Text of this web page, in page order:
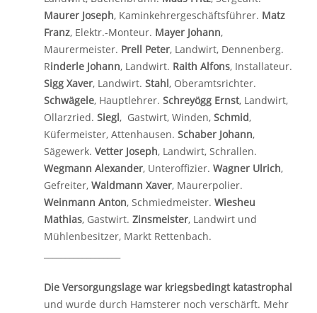
Maurer Joseph, Kaminkehrergeschäftsführer. Matz
Franz, Elektr.-Monteur. Mayer Johann,
Maurermeister. Prell Peter, Landwirt, Dennenberg.
Rinderle Johann, Landwirt. Raith Alfons, Installateur.
Sigg Xaver, Landwirt. Stahl, Oberamtsrichter.
Schwägele, Hauptlehrer. Schreyögg Ernst, Landwirt,
Ollarzried. Siegl, Gastwirt, Winden, Schmid,
Küfermeister, Attenhausen. Schaber Johann,
Sägewerk. Vetter Joseph, Landwirt, Schrallen.
Wegmann Alexander, Unteroffizier. Wagner Ulrich,
Gefreiter, Waldmann Xaver, Maurerpolier.
Weinmann Anton, Schmiedmeister. Wiesheu
Mathias, Gastwirt. Zinsmeister, Landwirt und
Mühlenbesitzer, Markt Rettenbach.
Die Versorgungslage war kriegsbedingt katastrophal
und wurde durch Hamsterer noch verschärft. Mehr